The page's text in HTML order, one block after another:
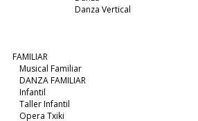
Danza Vertical
FAMILIAR
Musical Familiar
DANZA FAMILIAR
Infantil
Taller Infantil
Opera Txiki